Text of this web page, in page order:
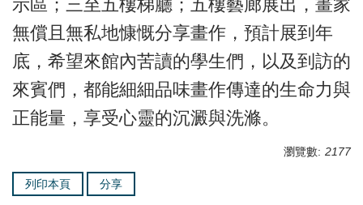
示區；三至五樓梯廳；五樓藝廊展出，畫家
無償且無私地慷慨分享畫作，預計展到年
底，希望來館內苦讀的學生們，以及到訪的
來賓們，都能細細品味畫作傳達的生命力與
正能量，享受心靈的沉澱與洗滌。
瀏覽數: 2177
列印本頁 分享